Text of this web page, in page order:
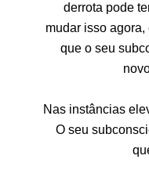
derrota pode
mudar isso
que o seu
Nas instâncias
O seu